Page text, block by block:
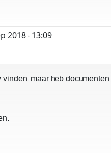
2018 - 13:09
vinden, maar heb